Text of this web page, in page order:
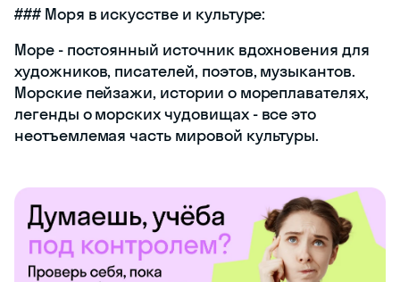
### Моря в искусстве и культуре:
Море - постоянный источник вдохновения для
художников, писателей, поэтов, музыкантов.
Морские пейзажи, истории о мореплавателях,
легенды о морских чудовищах - все это
неотъемлемая часть мировой культуры.